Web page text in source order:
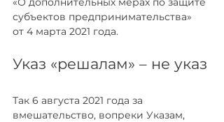
субъектов предпринимательства»
от 4 марта 2021 года.
Указ «решалам» – не указ
Так 6 августа 2021 года за
вмешательство, вопреки Указам,